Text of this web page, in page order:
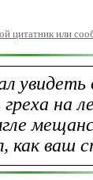
цитатник или
на
ваш